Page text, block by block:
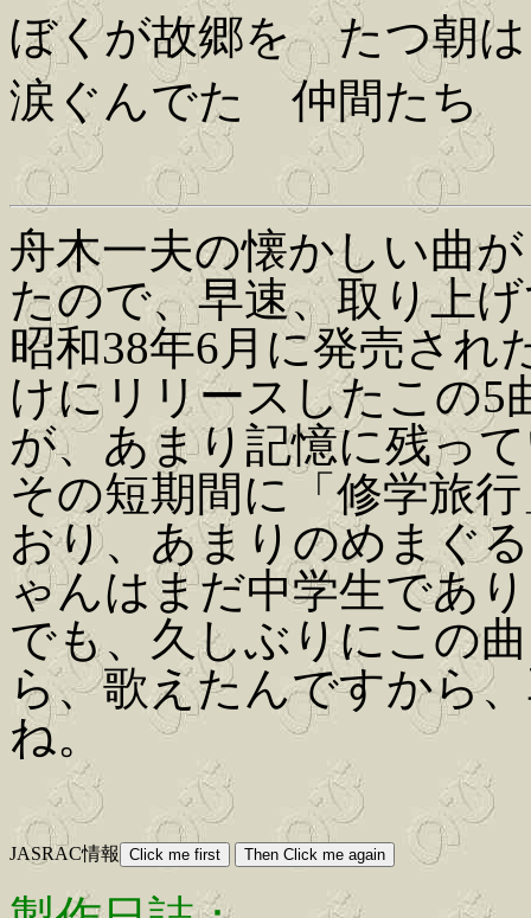
ぼくが故郷を たつ朝は
涙ぐんでた 仲間たち
舟木一夫の懐かしい曲
たので、早速、取り上
昭和38年6月に発売され
けにリリースしたこの5
が、あまり記憶に残っ
その短期間に「修学旅
おり、あまりのめまぐ
ゃんはまだ中学生であ
でも、久しぶりにこの
ら、歌えたんですから
ね。
JASRAC情報